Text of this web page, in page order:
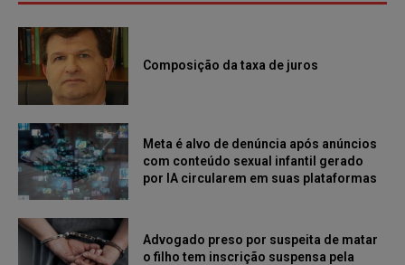
Composição da taxa de juros
Meta é alvo de denúncia após anúncios
com conteúdo sexual infantil gerado
por IA circularem em suas plataformas
Advogado preso por suspeita de matar
o filho tem inscrição suspensa pela